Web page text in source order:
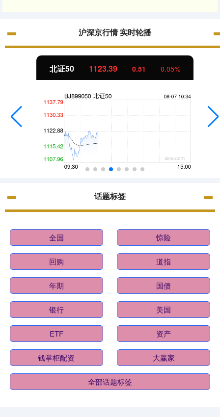
沪深京行情 实时轮播
北证50 1123.39 0.51 0.05%
话题标签
全国 惊险
回购 道指
年期 国债
银行 美国
ETF 资产
钱掌柜配资 大赢家
全部话题标签